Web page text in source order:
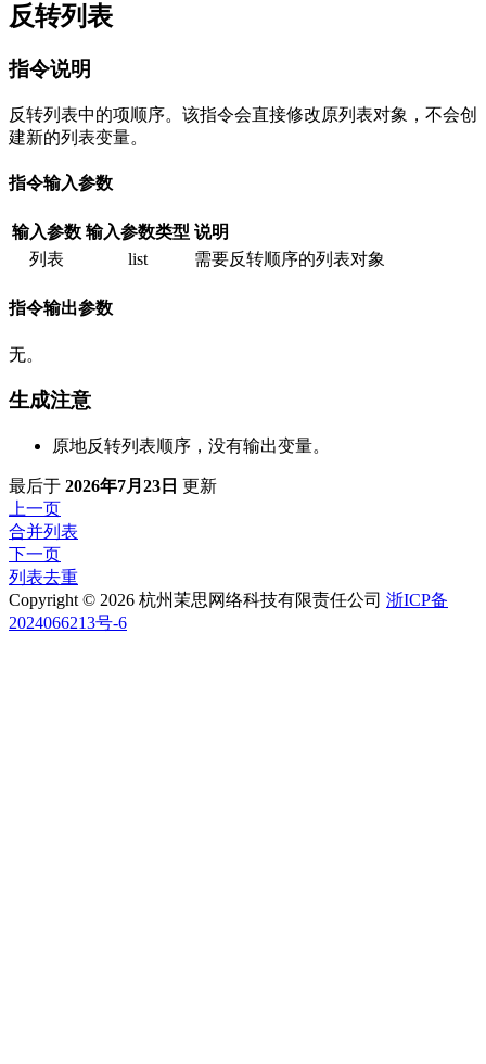
反转列表
指令说明
反转列表中的项顺序。该指令会直接修改原列表对象，不会创
建新的列表变量。
指令输入参数
输入参数 输入参数类型 说明
列表
list 需要反转顺序的列表对象
指令输出参数
无。
生成注意
原地反转列表顺序，没有输出变量。
最后于 2026年7月23日 更新
上一页
合并列表
下一页
列表去重
Copyright © 2026 杭州茉思网络科技有限责任公司 浙ICP备
2024066213号-6